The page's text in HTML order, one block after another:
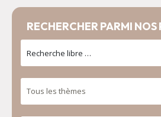
RECHERCHER PARMI